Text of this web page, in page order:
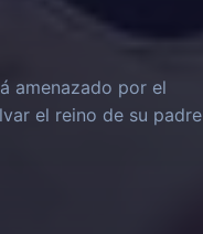
amenazado por el
el reino de su padre